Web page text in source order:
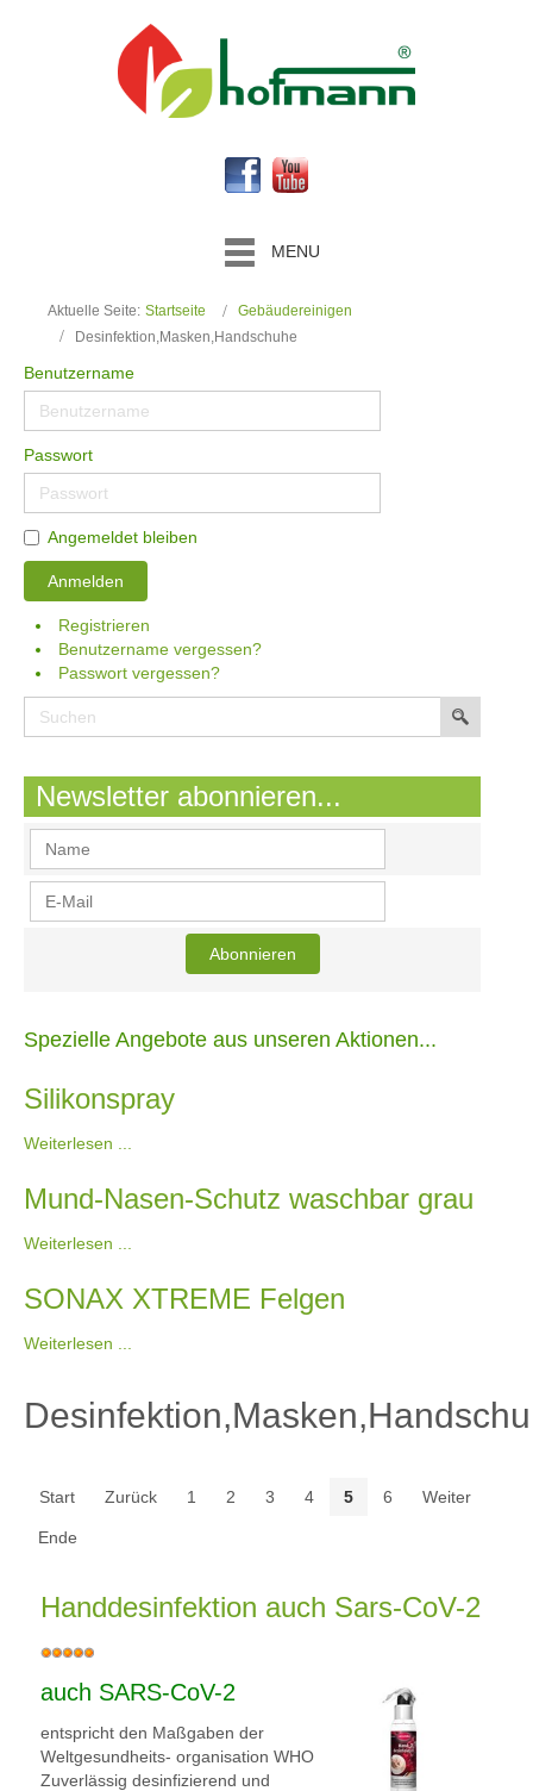
MENU
Aktuelle Seite: Startseite
Gebäudereinigen
Desinfektion,Masken,Handschuhe
Benutzername
Passwort
Angemeldet bleiben
Anmelden
Registrieren
Benutzername vergessen?
Passwort vergessen?
Newsletter abonnieren...
Spezielle Angebote aus unseren Aktionen...
Silikonspray
Weiterlesen ...
Mund-Nasen-Schutz waschbar grau
Weiterlesen ...
SONAX XTREME Felgen
Weiterlesen ...
Start Zurück 1 2 3 4 5 6 Weiter
Ende
Handdesinfektion auch Sars-CoV-2
B
w
r
t
auch SARS-CoV-2
entspricht den Maßgaben der
Weltgesundheits- organisation WHO
Zuverlässig desinfizierend und